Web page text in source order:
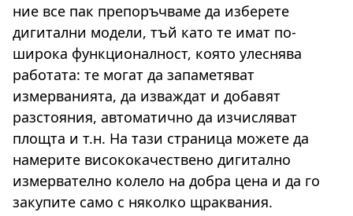
ние все пак препоръчваме да изберете
дигитални модели, тъй като те имат по-
широка функционалност, която улеснява
работата: те могат да запаметяват
измерванията, да изваждат и добавят
разстояния, автоматично да изчисляват
площта и т.н. На тази страница можете да
намерите висококачествено дигитално
измервателно колело на добра цена и да го
закупите само с няколко щраквания.